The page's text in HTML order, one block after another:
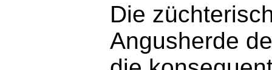
Die
Angusherde